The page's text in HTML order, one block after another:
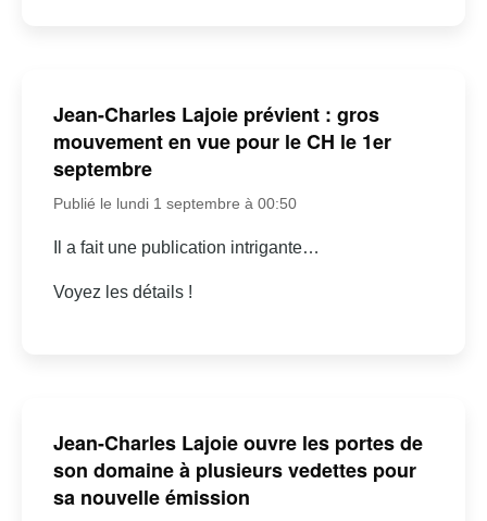
Jean-Charles Lajoie prévient : gros
mouvement en vue pour le CH le 1er
septembre
Publié le lundi 1 septembre à 00:50
Il a fait une publication intrigante…
Voyez les détails !
Jean-Charles Lajoie ouvre les portes de
son domaine à plusieurs vedettes pour
sa nouvelle émission